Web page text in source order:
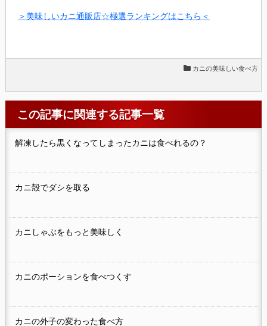
＞美味しいカニ通販店☆極選ランキングはこちら＜
カニの美味しい食べ方
この記事に関連する記事一覧
解凍したら黒くなってしまったカニは食べれるの？
カニ殻でダシを取る
カニしゃぶをもっと美味しく
カニのポーションを食べつくす
カニの外子の変わった食べ方